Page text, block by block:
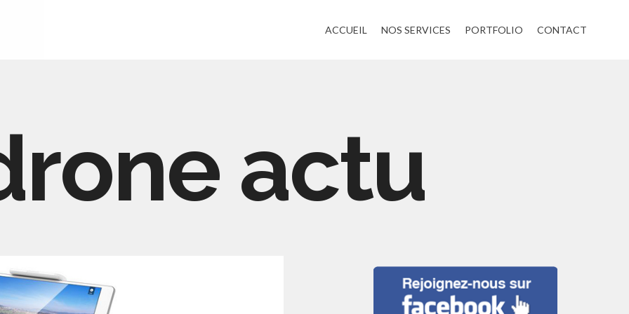
ACCUEIL NOS SERVICES PORTFOLIO CONTACT
actu